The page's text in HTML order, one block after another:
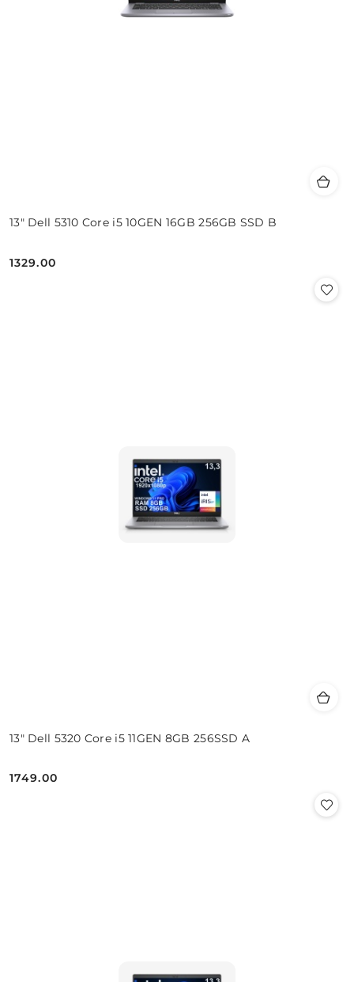
13" Dell 5310 Core i5 10GEN 16GB 256GB SSD B
Cena:
1329.00
13" Dell 5320 Core i5 11GEN 8GB 256SSD A
Cena:
1749.00